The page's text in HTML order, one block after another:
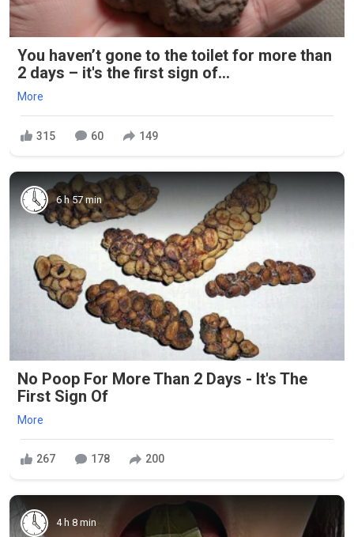
You haven’t gone to the toilet for more than
2 days – it's the first sign of...
More
315 60 149
6 h 57 min
No Poop For More Than 2 Days - It's The
First Sign Of
More
267 178 200
4 h 8 min